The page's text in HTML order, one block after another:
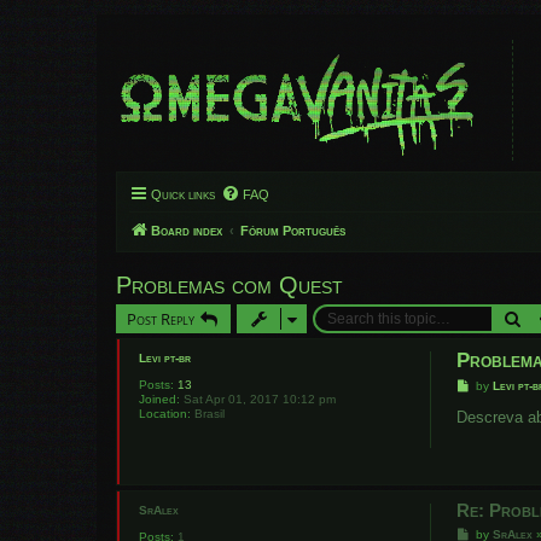
Quick links FAQ
Board index Fórum Português
Problemas com Quest
Post Reply
Levi pt-br
Posts: 13
Joined: Sat Apr 01, 2017 10:12 pm
Location: Brasil
P
s
byLevi pt-
Descreva
SrAlex
Posts: 1
Re:
PbySrAlex